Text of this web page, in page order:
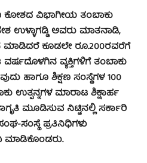
ಕೋಶದ ವಿಭಾಗೀಯ ತಂಬಾಕು
ಉಳ್ಳಾಗಡ್ಡಿ ಅವರು ಮಾತನಾಡಿ,
ಮಾಡಿದರೆ ಕೂಡಲೇ ರೂ.200ರವರೆಗೆ
ವ್ಯಕ್ತಿಗಳಿಗೆ ತಂಬಾಕು
ಹಾಗೂ ಶಿಕ್ಷಣ ಸಂಸ್ಥೆಗಳ 100
ಉತ್ಪನ್ನಗಳ ಮಾರಾಟ ಶಿಕ್ಷಾರ್ಹ
ಮೂಡಿಸುವ ನಿಟ್ಟಿನಲ್ಲಿ ಸರ್ಕಾರಿ
ಸಂಸ್ಥೆ ಪ್ರತಿನಿಧಿಗಳು